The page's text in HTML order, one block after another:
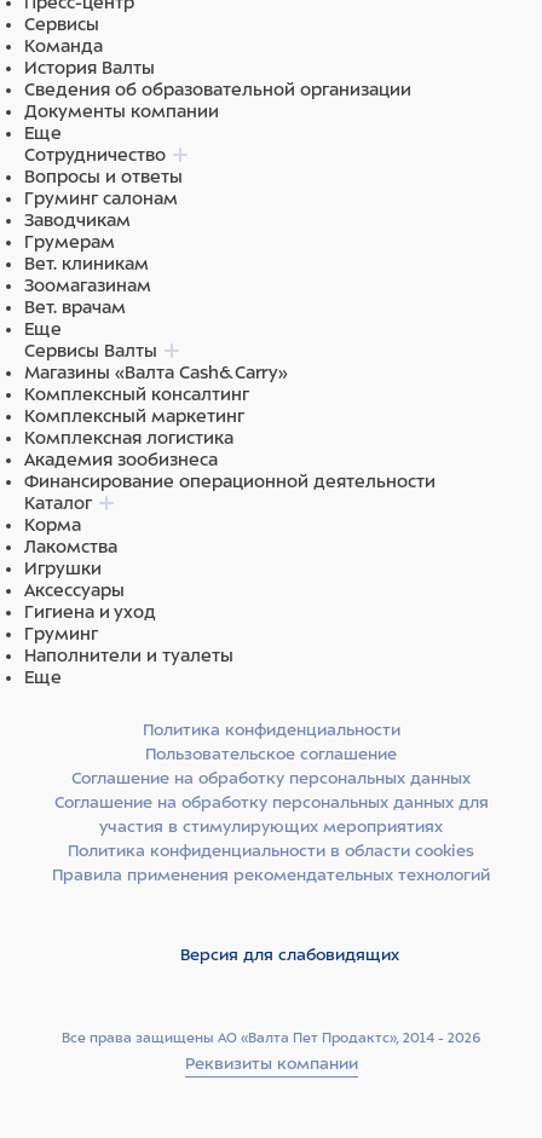
Режимы работы: B / BB / M / цветной допплер /
импульсно-волновой допплер / 3D / 4D (метод свободной
руки);
Триплексный дисплей в реальном времени;
Технология непрерывной фокусировки по всей глубине
“All-In-Focus”;
Трапециевидное изображение;
Тканевая гармоника;
Универсальный формат изображений, AVI, JPG, TIF, BMP,
SEQ, Dicom 3.0, хранение медицинских изображений,
быстрое управление отчетами, превью, редактирование,
печать и передача;
Порты и выходы: 4 разъема для датчиков, USB 2.0, RS-232,
XGA, DICOM 3.0, PAL-D, Network, DVD-R/W;
Монитор 19″
Стандартная комплектация:
Кабель питания
Руководство пользователя
Датчики на выбор (количество датчиков указано в
наименовании товара):
Линейный датчик.
Сервисы
Команда
История Валты
Сведения об образовательной организации
Документы компании
Еще
Сотрудничество
Вопросы и ответы
Груминг салонам
Заводчикам
Грумерам
Вет. клиникам
Зоомагазинам
Вет. врачам
Еще
Сервисы Валты
Магазины «Валта Cash&Carry»
Комплексный консалтинг
Комплексный маркетинг
Комплексная логистика
Академия зообизнеса
Финансирование операционной деятельности
Каталог
Корма
Лакомства
Игрушки
Аксессуары
Гигиена и уход
Груминг
Наполнители и туалеты
Еще
Все права защищены АО «Валта Пет Продактс», 2014 - 2026
Реквизиты компании
Политика конфиденциальности
Пользовательское соглашение
Соглашение на обработку персональных данных
Соглашение на обработку персональных данных для
участия в стимулирующих мероприятиях
Политика конфиденциальности в области cookies
Правила применения рекомендательных технологий
Версия для слабовидящих